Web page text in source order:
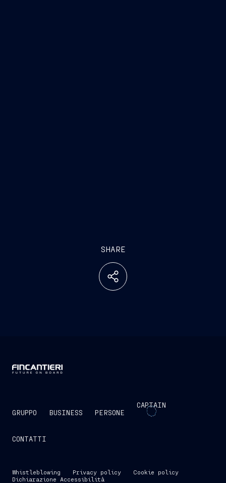
SHARE
GRUPPO BUSINESS PERSONE
CAPTAIN
CONTATTI
Whistleblowing Privacy policy
Cookie policy
Dichiarazione Accessibilità